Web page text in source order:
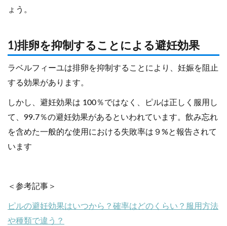
ょう。
1)排卵を抑制することによる避妊効果
ラベルフィーユは排卵を抑制することにより、妊娠を阻止
する効果があります。
しかし、避妊効果は 100％ではなく、ピルは正しく服用し
て、99.7％の避妊効果があるといわれています。飲み忘れ
を含めた一般的な使用における失敗率は９%と報告されて
います
＜参考記事＞
ピルの避妊効果はいつから？確率はどのくらい？服用方法
や種類で違う？